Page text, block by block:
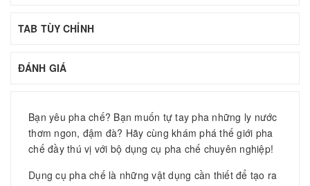
TAB TÙY CHỈNH
ĐÁNH GIÁ
Bạn yêu pha chế? Bạn muốn tự tay pha những ly nước
thơm ngon, đậm đà? Hãy cùng khám phá thế giới pha
chế đầy thú vị với bộ dụng cụ pha chế chuyên nghiệp!
Dụng cụ pha chế là những vật dụng cần thiết để tạo ra